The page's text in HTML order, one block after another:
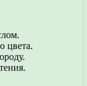
цвета.